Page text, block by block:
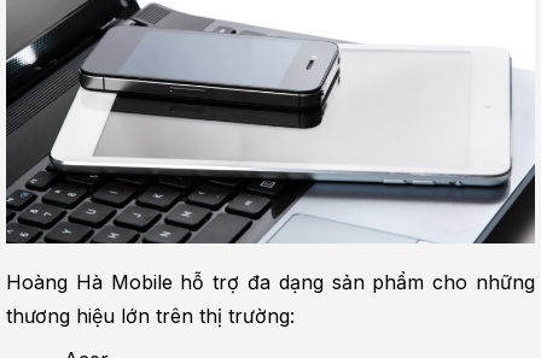
Hoàng Hà Mobile hỗ trợ đa dạng sản phẩm cho những
thương hiệu lớn trên thị trường: